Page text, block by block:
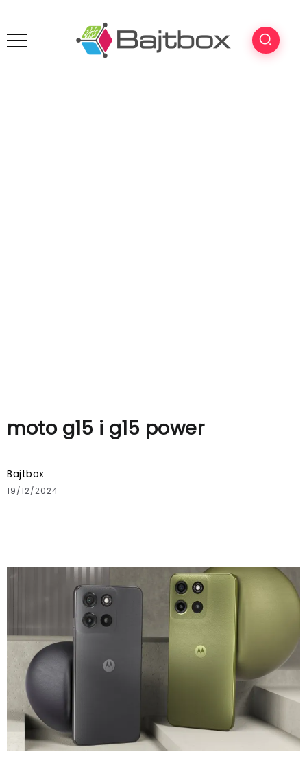
moto g15 i g15 power
Bajtbox
19/12/2024